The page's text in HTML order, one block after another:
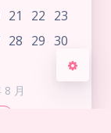
8 月
21 22 23
28 29 30